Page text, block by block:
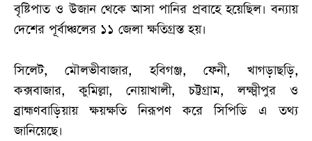
বৃষ্টিপাত ও উজান থেকে আসা পানির প্রবাহে হয়েছিল। বন্যায়
দেশের পূর্বাঞ্চলের ১১ জেলা ক্ষতিগ্রস্ত হয়।
সিলেট, মৌলভীবাজার, হবিগঞ্জ, ফেনী, খাগড়াছড়ি,
কক্সবাজার, কুমিল্লা, নোয়াখালী, চট্টগ্রাম, লক্ষ্মীপুর ও
ব্রাহ্মণবাড়িয়ায় ক্ষয়ক্ষতি নিরূপণ করে সিপিডি এ তথ্য
জানিয়েছে।